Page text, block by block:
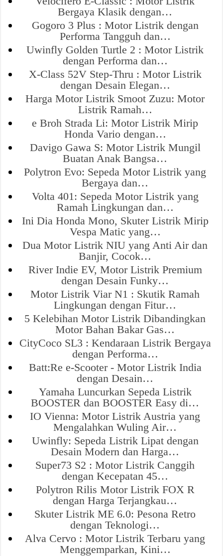
Bergaya Klasik dengan…
Gogoro 3 Plus : Motor Listrik dengan
Performa Tangguh dan…
Uwinfly Golden Turtle 2 : Motor Listrik
dengan Performa dan…
X-Class 52V Step-Thru : Motor Listrik
dengan Desain Elegan…
Harga Motor Listrik Smoot Zuzu: Motor
Listrik Ramah…
e Broh Strada Li: Motor Listrik Mirip
Honda Vario dengan…
Davigo Gawa S: Motor Listrik Mungil
Buatan Anak Bangsa…
Polytron Evo: Sepeda Motor Listrik yang
Bergaya dan…
Volta 401: Sepeda Motor Listrik yang
Ramah Lingkungan dan…
Ini Dia Honda Mono, Skuter Listrik Mirip
Vespa Matic yang…
Dua Motor Listrik NIU yang Anti Air dan
Banjir, Cocok…
River Indie EV, Motor Listrik Premium
dengan Desain Funky…
Motor Listrik Viar N1 : Skutik Ramah
Lingkungan dengan Fitur…
5 Kelebihan Motor Listrik Dibandingkan
Motor Bahan Bakar Gas…
CityCoco SL3 : Kendaraan Listrik Bergaya
dengan Performa…
Batt:Re e-Scooter - Motor Listrik India
dengan Desain…
Yamaha Luncurkan Sepeda Listrik
BOOSTER dan BOOSTER Easy di…
IO Vienna: Motor Listrik Austria yang
Mengalahkan Wuling Air…
Uwinfly: Sepeda Listrik Lipat dengan
Desain Modern dan Harga…
Super73 S2 : Motor Listrik Canggih
dengan Kecepatan 45…
Polytron Rilis Motor Listrik FOX R
dengan Harga Terjangkau…
Skuter Listrik ME 6.0: Pesona Retro
dengan Teknologi…
Alva Cervo : Motor Listrik Terbaru yang
Menggemparkan, Kini…